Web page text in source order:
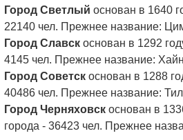
Город Светлый основан в 1640
22140 чел. Прежнее название:
Город Славск основан в 1292
4145 чел. Прежнее название:
Город Советск основан в 1288
40486 чел. Прежнее название:
Город Черняховск основан в
города - 36423 чел. Прежнее